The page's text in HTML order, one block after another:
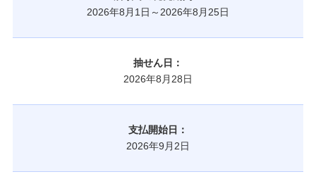
2026年8月1日～2026年8月25日
抽せん日：
2026年8月28日
支払開始日：
2026年9月2日